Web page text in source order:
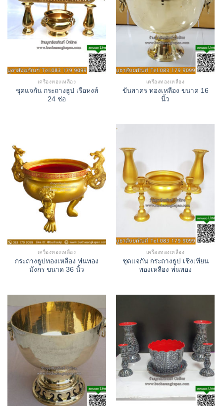
เครื่องทองเหลือง
ชุดแจกัน กระถางธูป เรือหงส์
24 ช่อ
เครื่องทองเหลือง
ขันสาคร ทองเหลือง ขนาด 16
นิ้ว
เครื่องทองเหลือง
กระถางธูปทองเหลือง พ่นทอง
มังกร ขนาด 36 นิ้ว
เครื่องทองเหลือง
ชุดแจกัน กระถางธูป เชิงเทียน
ทองเหลือง พ่นทอง